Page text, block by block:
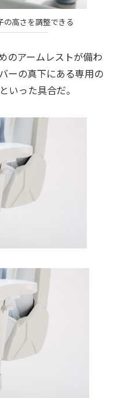
の高さを調整できる
のアームレストが備わ
ーの真下にある専用の
いった具合だ。